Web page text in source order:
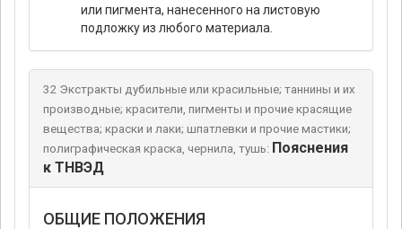
или пигмента, нанесенного на листовую
подложку из любого материала.
32 Экстракты дубильные или красильные; таннины и их
производные; красители, пигменты и прочие красящие
вещества; краски и лаки; шпатлевки и прочие мастики;
полиграфическая краска, чернила, тушь: Пояснения
к ТНВЭД
ОБЩИЕ ПОЛОЖЕНИЯ